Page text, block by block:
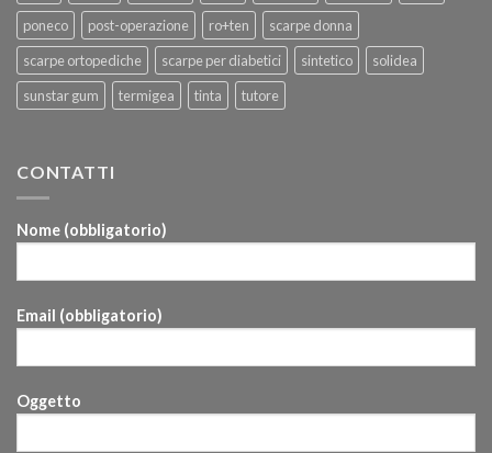
poneco
post-operazione ro+ten
scarpe donna
scarpe ortopediche
scarpe per diabetici sintetico
solidea
sunstar gum
termigea tinta tutore
CONTATTI
Nome (obbligatorio)
Email (obbligatorio)
Oggetto